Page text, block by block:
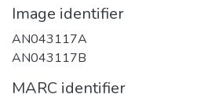
Image identifier
AN043117A
AN043117B
MARC identifier